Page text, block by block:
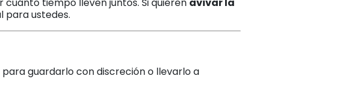
para ustedes.
para guardarlo con discreción o llevarlo a